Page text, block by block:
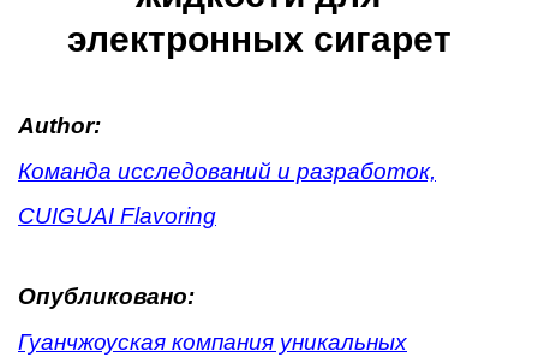
электронных сигарет
Author:
Команда исследований и разработок,
CUIGUAI Flavoring
Опубликовано:
Гуанчжоуская компания уникальных